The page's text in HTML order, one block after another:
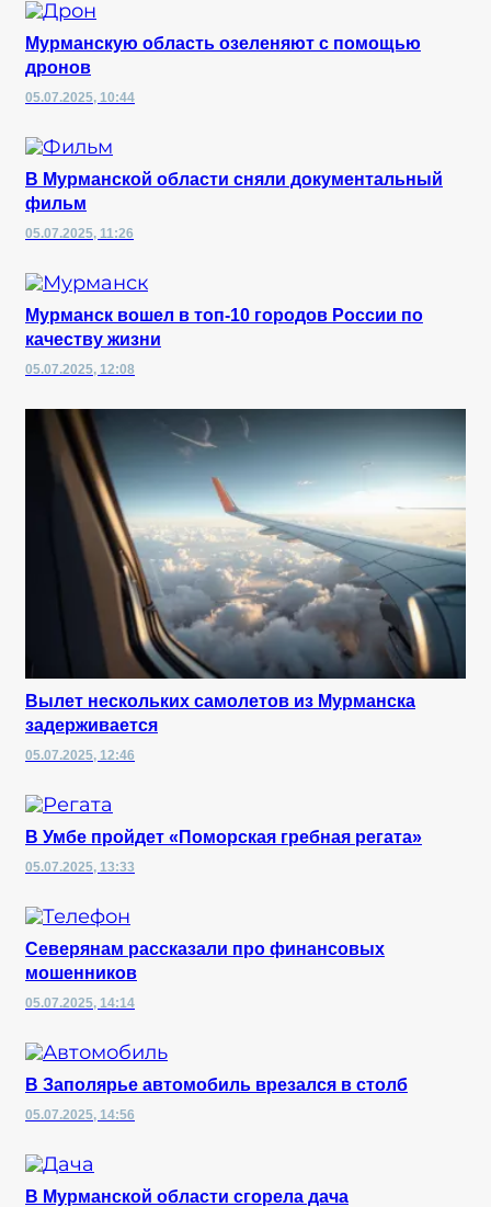
Мурманскую область озеленяют с помощью
дронов
05.07.2025, 10:44
В Мурманской области сняли документальный
фильм
05.07.2025, 11:26
Мурманск вошел в топ-10 городов России по
качеству жизни
05.07.2025, 12:08
Вылет нескольких самолетов из Мурманска
задерживается
05.07.2025, 12:46
В Умбе пройдет «Поморская гребная регата»
05.07.2025, 13:33
Северянам рассказали про финансовых
мошенников
05.07.2025, 14:14
В Заполярье автомобиль врезался в столб
05.07.2025, 14:56
В Мурманской области сгорела дача